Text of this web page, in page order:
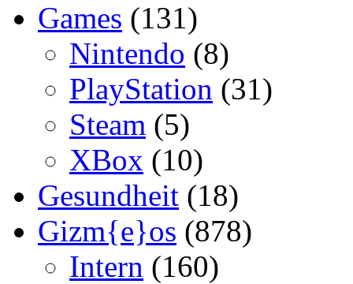
Games (131)
Nintendo (8)
PlayStation (31)
Steam (5)
XBox (10)
Gesundheit (18)
Gizm{e}os (878)
Intern (160)